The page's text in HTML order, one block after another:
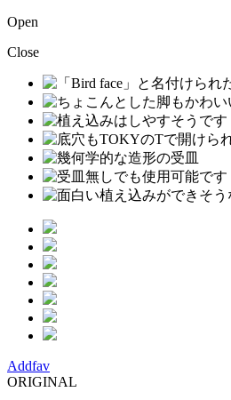
Open
Close
Addfav
ORIGINAL